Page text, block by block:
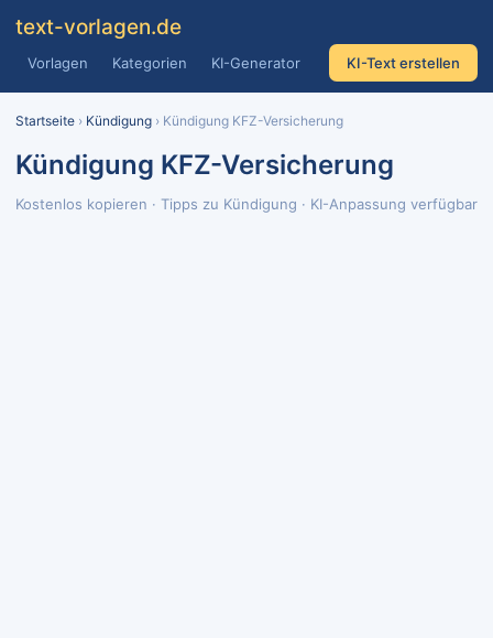
text-vorlagen.de
Vorlagen Kategorien KI-Generator KI-Text erstellen
Startseite › Kündigung › Kündigung KFZ-Versicherung
Kündigung KFZ-Versicherung
Kostenlos kopieren · Tipps zu Kündigung · KI-Anpassung verfügbar